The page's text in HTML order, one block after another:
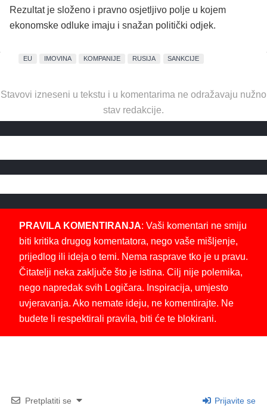
Rezultat je složeno i pravno osjetljivo polje u kojem
ekonomske odluke imaju i snažan politički odjek.
EU IMOVINA KOMPANIJE RUSIJA SANKCIJE
Stavovi izneseni u tekstu i u komentarima ne odražavaju nužno
stav redakcije.
PRAVILA KOMENTIRANJA: Vaši komentari ne smiju
biti kritika drugog komentatora, nego vaše mišljenje,
prijedlog ili ideja o temi. Nema rasprave tko je u pravu.
Čitatelji neka zaključe što je istina. Cilj nije polemika,
nego napredak svih Logičara. Inspiracija, umjesto
uvjeravanja. Ako nemate ideju, ne komentirajte. Ne
budete li respektirali pravila, biti će te blokirani.
Pretplatiti se Prijavite se